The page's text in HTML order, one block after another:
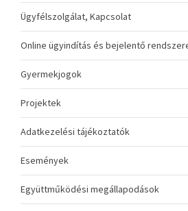
Ügyfélszolgálat, Kapcsolat
Online ügyindítás és bejelentő
Gyermekjogok
Projektek
Adatkezelési tájékoztatók
Események
Együttműködési megállapodások